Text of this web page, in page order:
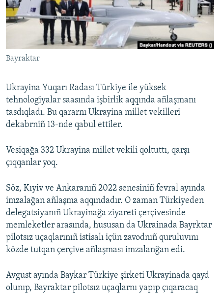
Русский
Українською
QOŞULIÑIZ!
RFE/RS bütün saytları
Bayraktar
Ukrayina Yuqarı Radası Türkiye ile yüksek
tehnologiyalar saasında işbirlik aqqında añlaşmanı
tasdıqladı. Bu qararnı Ukrayina millet vekilleri
dekabrniñ 13-nde qabul ettiler.
Vesiqağa 332 Ukrayina millet vekili qoltuttı, qarşı
çıqqanlar yoq.
Söz, Kıyiv ve Ankaranıñ 2022 senesiniñ fevral ayında
imzalağan añlaşma aqqındadır. O zaman Türkiyeden
delegatsiyanıñ Ukrayinağa ziyareti çerçivesinde
memleketler arasında, hususan da Ukrainada Bayrktar
pilotsız uçaqlarınıñ istisalı içün zavodnıñ quruluvını
közde tutqan çerçive añlaşması imzalanğan edi.
Avgust ayında Baykar Türkiye şirketi Ukrayinada qayd
olunıp, Bayraktar pilotsız uçaqlarnı yapıp çıqaracaq